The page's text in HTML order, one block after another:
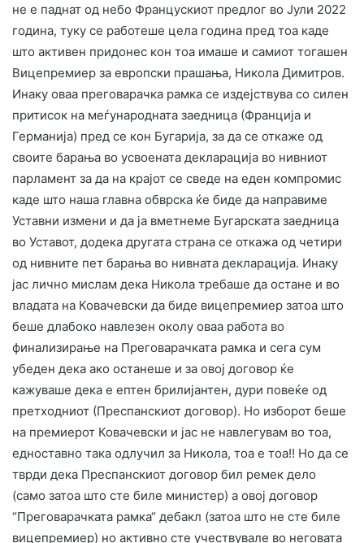
не е паднат од небо Францускиот предлог во Јули 2022
година, туку се работеше цела година пред тоа каде
што активен придонес кон тоа имаше и самиот тогашен
Вицепремиер за европски прашања, Никола Димитров.
Инаку оваа преговарачка рамка се издејствува со силен
притисок на меѓународната заедница (Франција и
Германија) пред се кон Бугарија, за да се откаже од
своите барања во усвоената декларација во нивниот
парламент за да на крајот се сведе на еден компромис
каде што наша главна обврска ќе биде да направиме
Уставни измени и да ја вметнеме Бугарската заедница
во Уставот, додека другата страна се откажа од четири
од нивните пет барања во нивната декларација. Инаку
јас лично мислам дека Никола требаше да остане и во
владата на Ковачевски да биде вицепремиер затоа што
беше длабоко навлезен околу оваа работа во
финализирање на Преговарачката рамка и сега сум
убеден дека ако останеше и за овој договор ќе
кажуваше дека е ептен брилијантен, дури повеќе од
претходниот (Преспанскиот договор). Но изборот беше
на премиерот Ковачевски и јас не навлегувам во тоа,
едноставно така одлучил за Никола, тоа е тоа!! Но да се
тврди дека Преспанскиот договор бил ремек дело
(само затоа што сте биле министер) а овој договор
“Преговарачката рамка“ дебакл (затоа што не сте биле
вицепремиер) но активно сте учествувале во неговата